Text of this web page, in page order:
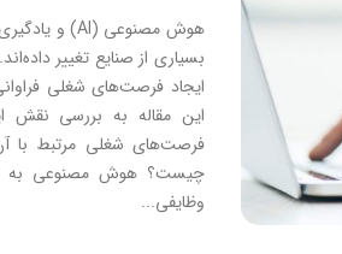
بسیاری از صنایع تغییر
ایجاد فرصت‌های شغلی
این مقاله به بررسی نقش
چیست؟ هوش مصنوعی به
وظایفی...